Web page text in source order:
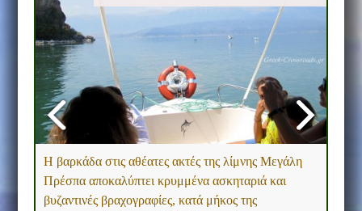
Η βαρκάδα στις αθέατες ακτές της λίμνης Μεγάλη
Πρέσπα αποκαλύπτει κρυμμένα ασκηταριά και
βυζαντινές βραχογραφίες, κατά μήκος της